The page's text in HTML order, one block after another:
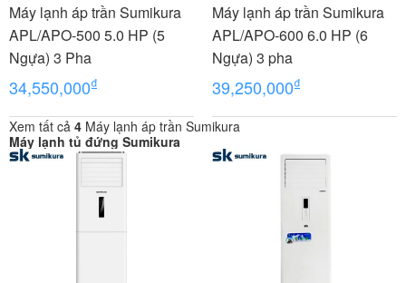
Máy lạnh áp trần Sumikura
APL/APO-500 5.0 HP (5
Ngựa) 3 Pha
34,550,000₫
Máy lạnh áp trần Sumikura
APL/APO-600 6.0 HP (6
Ngựa) 3 pha
39,250,000₫
Xem tất cả 4 Máy lạnh áp trần Sumikura
Máy lạnh tủ đứng Sumikura